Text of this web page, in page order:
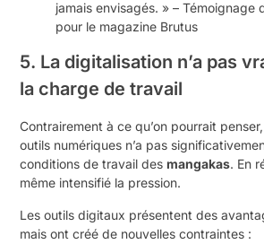
jamais envisagés. » – Témoignage
pour le magazine Brutus
5. La digitalisation n’a pas
la charge de travail
Contrairement à ce qu’on pourrait
outils numériques n’a pas
conditions de travail desmangakas. En
même intensifié la pression.
Les outils digitaux présentent des
mais ont créé de nouvelles contraintes :